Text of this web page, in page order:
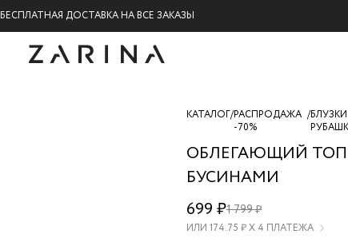
БЕСПЛАТНАЯ ДОСТАВКА НА ВСЕ ЗАКАЗЫ
КАТАЛОГ/РАСПРОДАЖА
-70%
/
ОБЛЕГАЮЩИЙ
БУСИНАМИ
ZR2606023411-
21
699 ₽1 799 ₽
ИЛИ 174.75 ₽ Х 4 ПЛАТЕЖА